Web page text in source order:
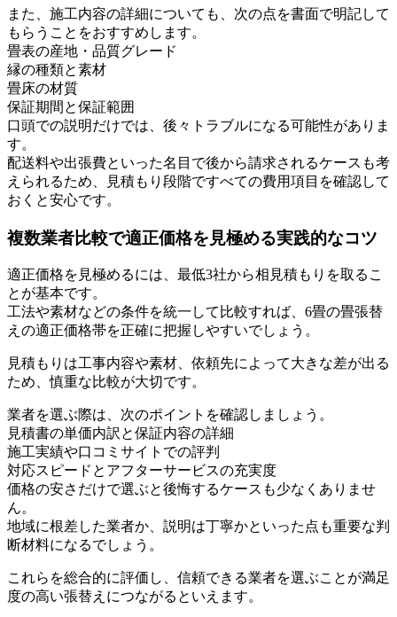
また、施工内容の詳細についても、次の点を書面で明記して
もらうことをおすすめします。
畳表の産地・品質グレード
縁の種類と素材
畳床の材質
保証期間と保証範囲
口頭での説明だけでは、後々トラブルになる可能性がありま
す。
配送料や出張費といった名目で後から請求されるケースも考
えられるため、見積もり段階ですべての費用項目を確認して
おくと安心です。
複数業者比較で適正価格を見極める実践的なコツ
適正価格を見極めるには、最低3社から相見積もりを取るこ
とが基本です。
工法や素材などの条件を統一して比較すれば、6畳の畳張替
えの適正価格帯を正確に把握しやすいでしょう。
見積もりは工事内容や素材、依頼先によって大きな差が出る
ため、慎重な比較が大切です。
業者を選ぶ際は、次のポイントを確認しましょう。
見積書の単価内訳と保証内容の詳細
施工実績や口コミサイトでの評判
対応スピードとアフターサービスの充実度
価格の安さだけで選ぶと後悔するケースも少なくありませ
ん。
地域に根差した業者か、説明は丁寧かといった点も重要な判
断材料になるでしょう。
これらを総合的に評価し、信頼できる業者を選ぶことが満足
度の高い張替えにつながるといえます。